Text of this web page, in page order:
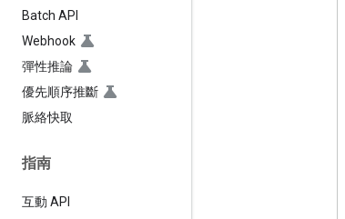
Batch API
Webhook
彈性推論
優先順序推斷
脈絡快取
指南
互動 API